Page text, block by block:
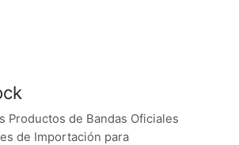
Productos de Bandas Oficiales
de Importación para